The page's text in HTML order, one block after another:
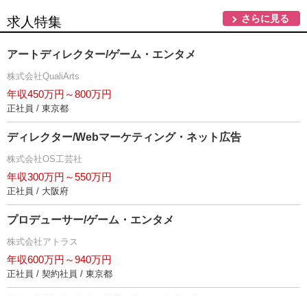
求人特集 さらに見る
アートディレクター/ゲーム・エンタメ
株式会社QualiArts
年収450万円～800万円
正社員 / 東京都
ディレクター/Webマーケティング・ネット広告
株式会社OS工芸社
年収300万円～550万円
正社員 / 大阪府
プロデューサー/ゲーム・エンタメ
株式会社アトラス
年収600万円～940万円
正社員 / 契約社員 / 東京都